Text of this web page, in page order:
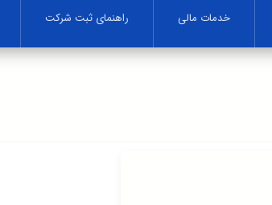
خدمات مالی راهنمای ثبت شرکت